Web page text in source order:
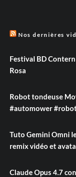
Nos dernières
Festival BD
Rosa
Robot tondeuse
#automower
Tuto Gemini Omni
remix vidéo et
Claude Opus 4.7